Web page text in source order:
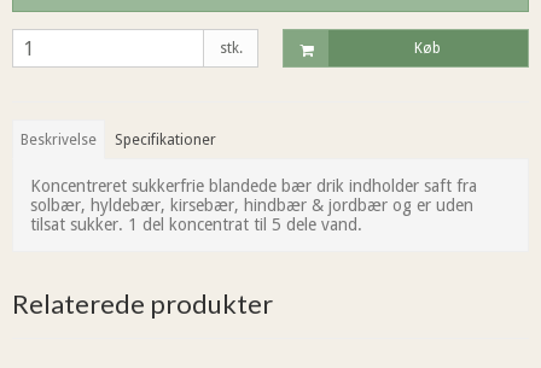
stk. Køb
Beskrivelse Specifikationer
Koncentreret sukkerfrie blandede bær drik indholder saft fra
solbær, hyldebær, kirsebær, hindbær & jordbær og er uden
tilsat sukker. 1 del koncentrat til 5 dele vand.
Relaterede produkter